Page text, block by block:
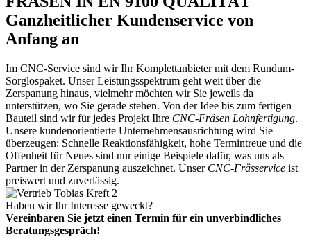
Ganzheitlicher Kundenservice von
Anfang an
Im CNC-Service sind wir Ihr Komplettanbieter mit dem Rundum-
Sorglospaket. Unser Leistungsspektrum geht weit über die
Zerspanung hinaus, vielmehr möchten wir Sie jeweils da
unterstützen, wo Sie gerade stehen. Von der Idee bis zum fertigen
Bauteil sind wir für jedes Projekt Ihre CNC-Fräsen Lohnfertigung.
Unsere kundenorientierte Unternehmensausrichtung wird Sie
überzeugen: Schnelle Reaktionsfähigkeit, hohe Termintreue und die
Offenheit für Neues sind nur einige Beispiele dafür, was uns als
Partner in der Zerspanung auszeichnet. Unser CNC-Frässervice ist
preiswert und zuverlässig.
Haben wir Ihr Interesse geweckt?
Vereinbaren Sie jetzt einen Termin für ein unverbindliches
Beratungsgespräch!